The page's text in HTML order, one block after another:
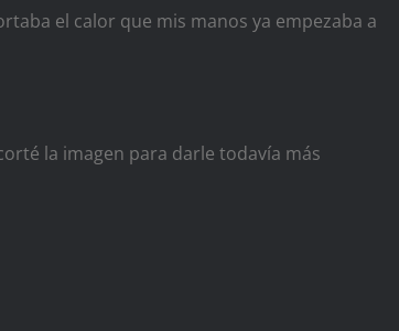
el calor que mis manos ya empezaba a
la imagen para darle todavía más